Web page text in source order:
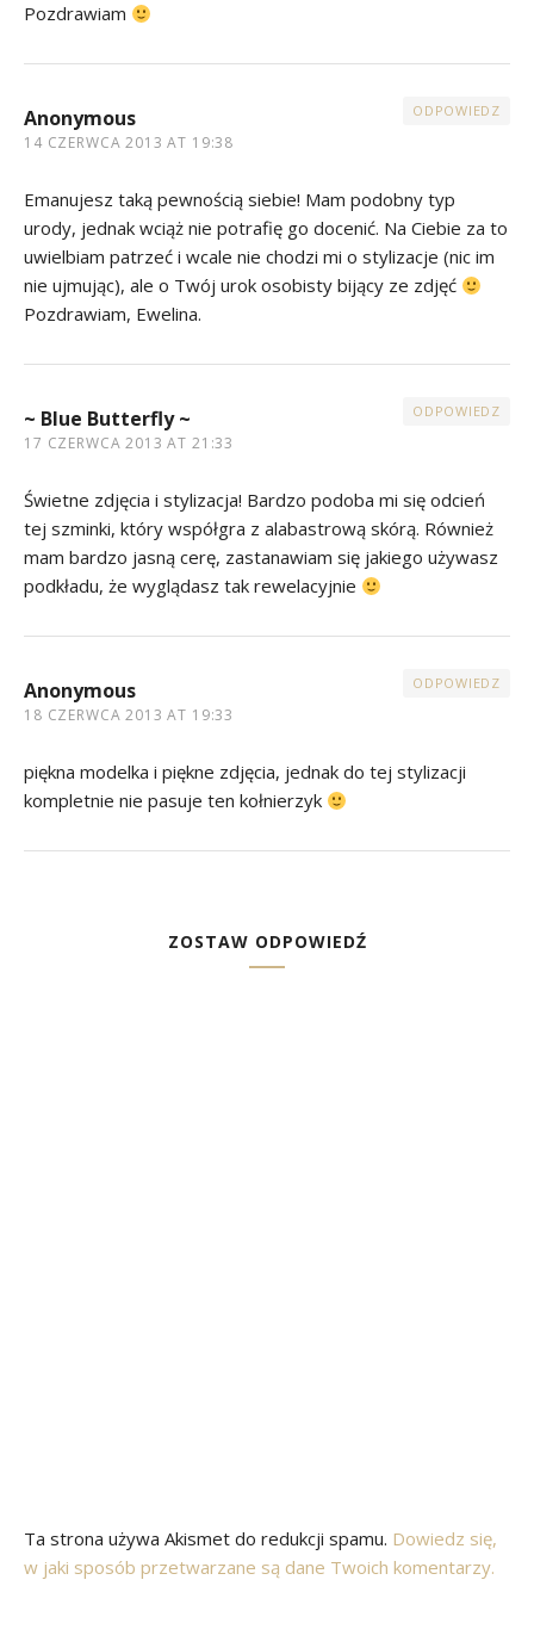
Pozdrawiam
Anonymous
14 CZERWCA 2013 AT 19:38
ODPOWIEDZ
Emanujesz taką pewnością siebie! Mam podobny typ
urody, jednak wciąż nie potrafię go docenić. Na Ciebie za to
uwielbiam patrzeć i wcale nie chodzi mi o stylizacje (nic im
nie ujmując), ale o Twój urok osobisty bijący ze zdjęć
Pozdrawiam, Ewelina.
~ Blue Butterfly ~
17 CZERWCA 2013 AT 21:33
ODPOWIEDZ
Świetne zdjęcia i stylizacja! Bardzo podoba mi się odcień
tej szminki, który współgra z alabastrową skórą. Również
mam bardzo jasną cerę, zastanawiam się jakiego używasz
podkładu, że wyglądasz tak rewelacyjnie
Anonymous
18 CZERWCA 2013 AT 19:33
ODPOWIEDZ
piękna modelka i piękne zdjęcia, jednak do tej stylizacji
kompletnie nie pasuje ten kołnierzyk
ZOSTAW ODPOWIEDŹ
Ta strona używa Akismet do redukcji spamu. Dowiedz się,
w jaki sposób przetwarzane są dane Twoich komentarzy.